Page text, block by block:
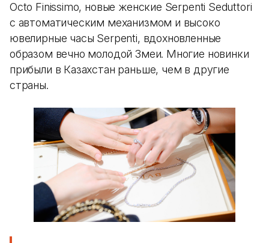
Octo Finissimo, новые женские Serpenti Seduttori
с автоматическим механизмом и высоко
ювелирные часы Serpenti, вдохновленные
образом вечно молодой Змеи. Многие новинки
прибыли в Казахстан раньше, чем в другие
страны.